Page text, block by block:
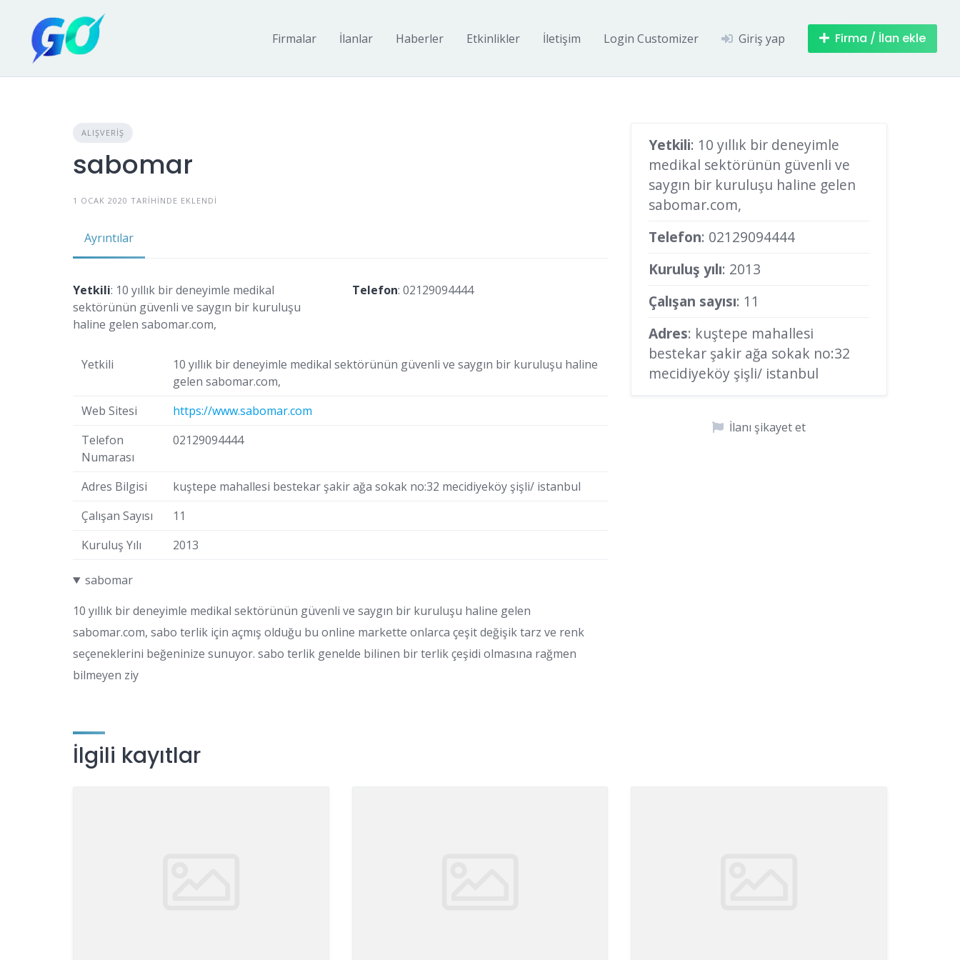
Firmalar İlanlar Haberler Etkinlikler İletişim Login Customizer Giriş yap Firma / İlan ekle
ALIŞVERIŞ
sabomar
1 OCAK 2020 TARIHINDE EKLENDI
Ayrıntılar
Yetkili: 10 yıllık bir deneyimle medikal
sektörünün güvenli ve saygın bir kuruluşu
haline gelen sabomar.com,
Telefon: 02129094444
Yetkili
10 yıllık bir deneyimle medikal sektörünün güvenli ve saygın bir kuruluşu haline
gelen sabomar.com,
Web Sitesi
https://www.sabomar.com
Telefon
Numarası
02129094444
Adres Bilgisi
kuştepe mahallesi bestekar şakir ağa sokak no:32 mecidiyeköy şişli/ istanbul
Çalışan Sayısı
11
Kuruluş Yılı
2013
sabomar
10 yıllık bir deneyimle medikal sektörünün güvenli ve saygın bir kuruluşu haline gelen
sabomar.com, sabo terlik için açmış olduğu bu online markette onlarca çeşit değişik tarz ve renk
seçeneklerini beğeninize sunuyor. sabo terlik genelde bilinen bir terlik çeşidi olmasına rağmen
bilmeyen ziy
Yetkili: 10 yıllık bir deneyimle
medikal sektörünün güvenli ve
saygın bir kuruluşu haline gelen
sabomar.com,
Telefon: 02129094444
Kuruluş yılı: 2013
Çalışan sayısı: 11
Adres: kuştepe mahallesi
bestekar şakir ağa sokak no:32
mecidiyeköy şişli/ istanbul
İlanı şikayet et
İlgili kayıtlar